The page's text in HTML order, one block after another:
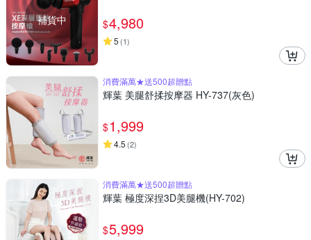
補貨中 $4,980
5 (1)
消費滿萬★送500超贈點
輝葉 美腿舒揉按摩器 HY-737(灰色)
$1,999
4.5 (2)
消費滿萬★送500超贈點
輝葉 極度深捏3D美腿機(HY-702)
$5,999